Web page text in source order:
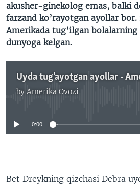
akusher-ginekolog emas, balki
farzand ko’rayotgan ayollar
Amerikada tug’ilgan
dunyoga kelgan.
by Amerika Ovozi
No media source
0:00
Bet Dreykning qizchasi Debra